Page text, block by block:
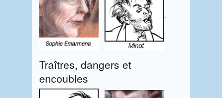
.
Traîtres, dangers et
encoubles